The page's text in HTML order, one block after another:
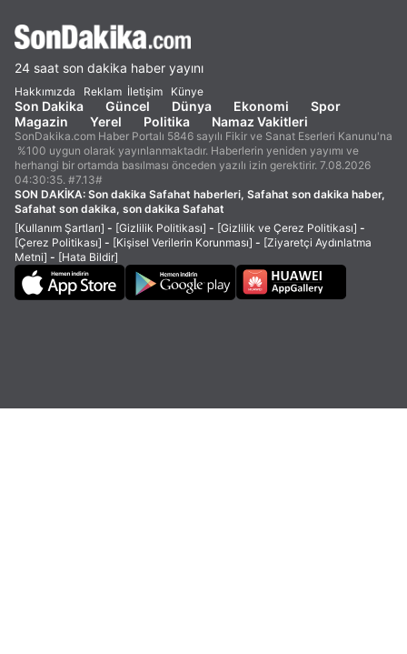
24 saat son dakika haber yayını
Hakkımızda Reklam İletişim Künye
Son Dakika Güncel Dünya Ekonomi
Spor
Magazin
Yerel Politika Namaz Vakitleri
SonDakika.com Haber Portalı 5846 sayılı Fikir ve Sanat Eserleri Kanunu'na
%100 uygun olarak yayınlanmaktadır. Haberlerin yeniden yayımı ve
herhangi bir ortamda basılması önceden yazılı izin gerektirir. 7.08.2026
04:30:35. #7.13#
SON DAKİKA: Son dakika Safahat haberleri, Safahat son dakika haber,
Safahat son dakika, son dakika Safahat
[Kullanım Şartları] - [Gizlilik Politikası] - [Gizlilik ve Çerez Politikası] -
[Çerez Politikası] - [Kişisel Verilerin Korunması] - [Ziyaretçi Aydınlatma
Metni] - [Hata Bildir]